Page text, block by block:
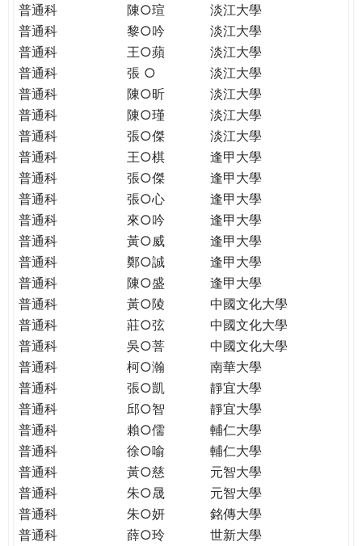
普通科
陳○瑄
淡江大學
普通科
黎○吟
淡江大學
普通科
王○蘋
淡江大學
普通科
張 ○
淡江大學
普通科
陳○昕
淡江大學
普通科
陳○瑾
淡江大學
普通科
張○傑
淡江大學
普通科
王○棋
逢甲大學
普通科
張○傑
逢甲大學
普通科
張○心
逢甲大學
普通科
來○吟
逢甲大學
普通科
黃○威
逢甲大學
普通科
鄭○誠
逢甲大學
普通科
陳○盛
逢甲大學
普通科
黃○陵
中國文化大學
普通科
莊○弦
中國文化大學
普通科
吳○菩
中國文化大學
普通科
柯○瀚
南華大學
普通科
張○凱
靜宜大學
普通科
邱○智
靜宜大學
普通科
賴○儒
輔仁大學
普通科
徐○喻
輔仁大學
普通科
黃○慈
元智大學
普通科
朱○晟
元智大學
普通科
朱○妍
銘傳大學
普通科
薛○玲
世新大學